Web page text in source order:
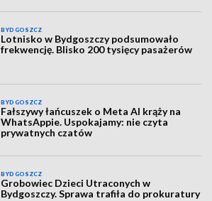
BYDGOSZCZ
Lotnisko w Bydgoszczy podsumowało
frekwencję. Blisko 200 tysięcy pasażerów
BYDGOSZCZ
Fałszywy łańcuszek o Meta AI krąży na
WhatsAppie. Uspokajamy: nie czyta
prywatnych czatów
BYDGOSZCZ
Grobowiec Dzieci Utraconych w
Bydgoszczy. Sprawa trafiła do prokuratury